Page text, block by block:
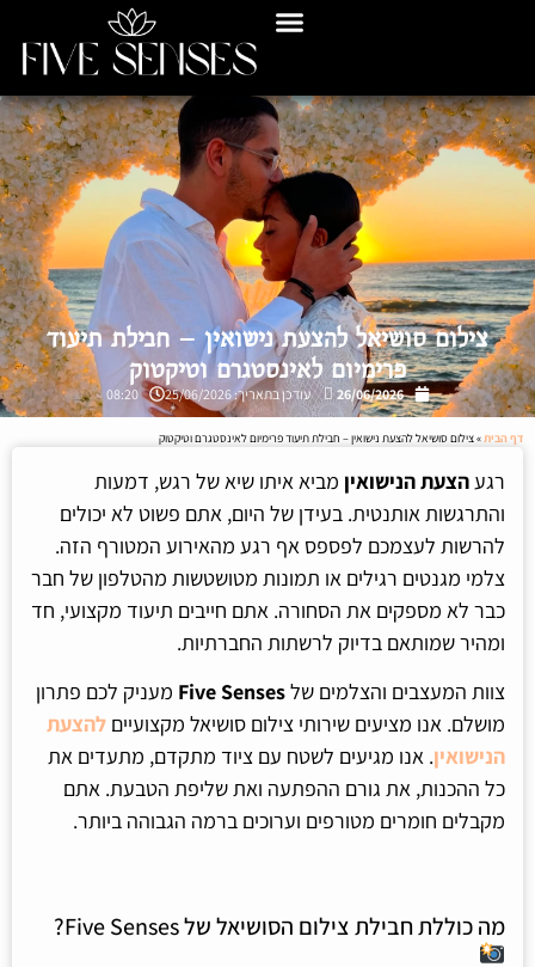
צילום סושיאל להצעת נישואין – חבילת תיעוד
פרימיום לאינסטגרם וטיקטוק
26/06/2026 עודכן בתאריך: 25/06/2026 08:20
דף הבית»צילום סושיאל להצעת נישואין – חבילת תיעוד פרימיום לאינסטגרם וטיקטוק
רגעהצעת הנישואין מביא איתו שיא של רגש, דמעות
והתרגשות אותנטית. בעידן של היום, אתם פשוט לא יכולים
להרשות לעצמכם לפספס אף רגע מהאירוע המטורף הזה.
צלמי מגנטים רגילים או תמונות מטושטשות מהטלפון של חבר
כבר לא מספקים את הסחורה. אתם חייבים תיעוד מקצועי, חד
ומהיר שמותאם בדיוק לרשתות החברתיות.
צוות המעצבים והצלמים שלFive Senses מעניק לכם פתרון
מושלם. אנו מציעים שירותי צילום סושיאל מקצועיים להצעת
הנישואין. אנו מגיעים לשטח עם ציוד מתקדם, מתעדים את
כל ההכנות, את גורם ההפתעה ואת שליפת הטבעת. אתם
מקבלים חומרים מטורפים וערוכים ברמה הגבוהה ביותר.
מה כוללת חבילת צילום הסושיאל של Five Senses?